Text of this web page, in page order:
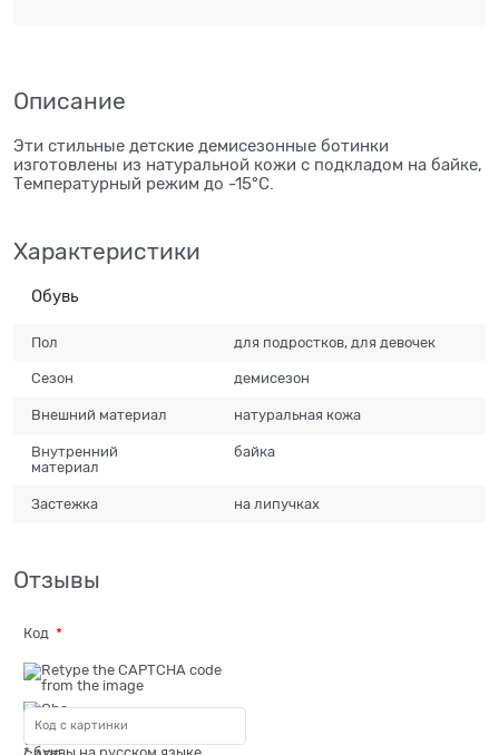
Описание
Эти стильные детские демисезонные ботинки
изготовлены из натуральной кожи с подкладом на байке,
Температурный режим до -15°C.
Характеристики
Обувь
Пол для подростков, для девочек
Сезон демисезон
Внешний материал натуральная кожа
Внутренний
материал
байка
Застежка на липучках
Отзывы
Код